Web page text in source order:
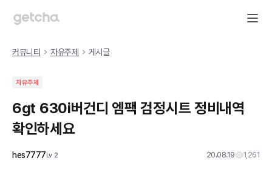
커뮤니티 자유주제 게시글
자유주제
6gt 630i버건디 엠팩 검정시트 정비내역
확인하세요
hes7777Lv 2 20.08.19 1,261